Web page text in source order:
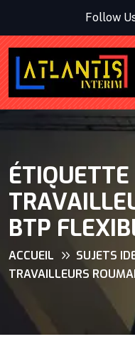
Follow
ÉTIQUETTE
BTP
ACCUEIL
SUJETS
TRAVAILLEURS